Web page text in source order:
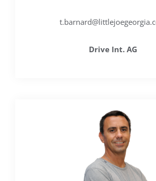
Drive Int. AG